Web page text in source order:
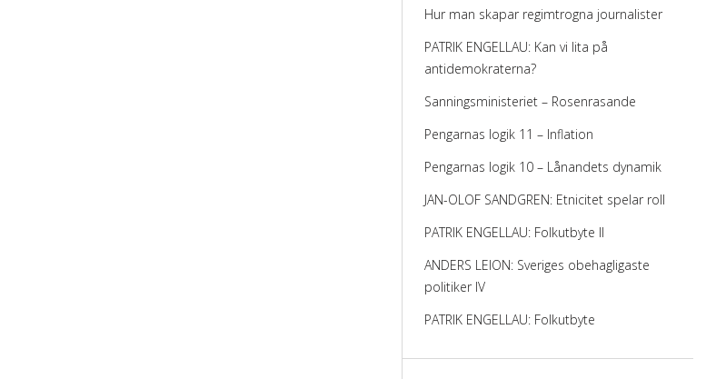
Hur man skapar regimtrogna journalister
PATRIK ENGELLAU: Kan vi lita på
antidemokraterna?
Sanningsministeriet – Rosenrasande
Pengarnas logik 11 – Inflation
Pengarnas logik 10 – Lånandets dynamik
JAN-OLOF SANDGREN: Etnicitet spelar roll
PATRIK ENGELLAU: Folkutbyte II
ANDERS LEION: Sveriges obehagligaste
politiker IV
PATRIK ENGELLAU: Folkutbyte